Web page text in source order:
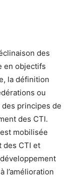
des
en objectifs
la définition
ou
principes de
des CTI.
mobilisée
des CTI et
l’amélioration